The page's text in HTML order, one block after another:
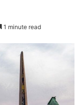
1 minute read